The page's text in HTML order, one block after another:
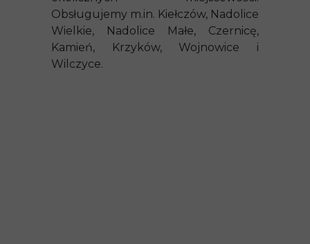
Obsługujemy m.in. Kiełczów, Nadolice
Wielkie, Nadolice Małe, Czernicę,
Kamień, Krzyków, Wojnowice i
Wilczyce.